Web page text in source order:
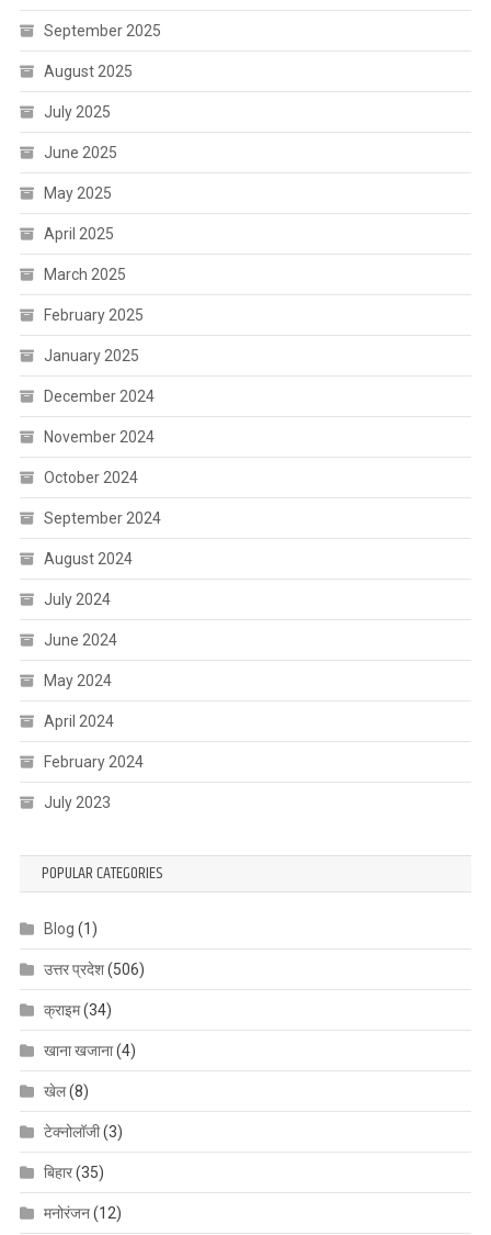
September 2025
August 2025
July 2025
June 2025
May 2025
April 2025
March 2025
February 2025
January 2025
December 2024
November 2024
October 2024
September 2024
August 2024
July 2024
June 2024
May 2024
April 2024
February 2024
July 2023
POPULAR CATEGORIES
Blog (1)
उत्तर प्रदेश(506)
क्राइम(34)
खाना खजाना(4)
खेल(8)
टेक्नोलॉजी(3)
बिहार(35)
मनोरंजन(12)